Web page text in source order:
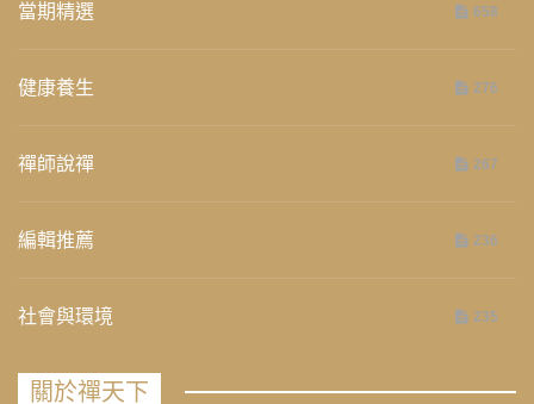
當期精選 658
健康養生 276
禪師說禪 267
編輯推薦 236
社會與環境 235
關於禪天下